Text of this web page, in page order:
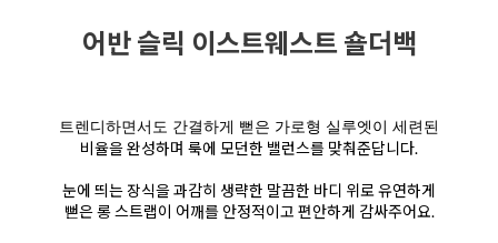
어반 슬릭 이스트웨스트 숄더백
트렌디하면서도 간결하게 뻗은 가로형 실루엣이 세련된
비율을 완성하며 룩에 모던한 밸런스를 맞춰준답니다.
눈에 띄는 장식을 과감히 생략한 말끔한 바디 위로 유연하게
뻗은 롱 스트랩이 어깨를 안정적이고 편안하게 감싸주어요.